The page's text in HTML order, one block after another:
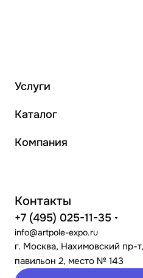
Услуги
Каталог
Компания
Контакты
+7 (495) 025-11-35
info@artpole-expo.ru
г. Москва, Нахимовский пр-
павильон 2, место № 143